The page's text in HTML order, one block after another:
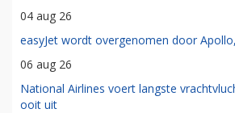
04 aug 26
easyJet wordt overgenomen door
06 aug 26
National Airlines voert langste
ooit uit